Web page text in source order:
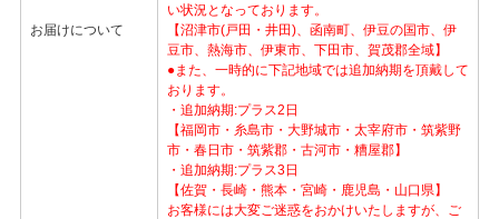
お届けについて
い状況となっております。
【沼津市(戸田・井田)、函南町、伊豆の国市、伊
豆市、熱海市、伊東市、下田市、賀茂郡全域】
●また、一時的に下記地域では追加納期を頂戴して
おります。
・追加納期:プラス2日
【福岡市・糸島市・大野城市・太宰府市・筑紫野
市・春日市・筑紫郡・古河市・糟屋郡】
・追加納期:プラス3日
【佐賀・長崎・熊本・宮崎・鹿児島・山口県】
お客様には大変ご迷惑をおかけいたしますが、ご